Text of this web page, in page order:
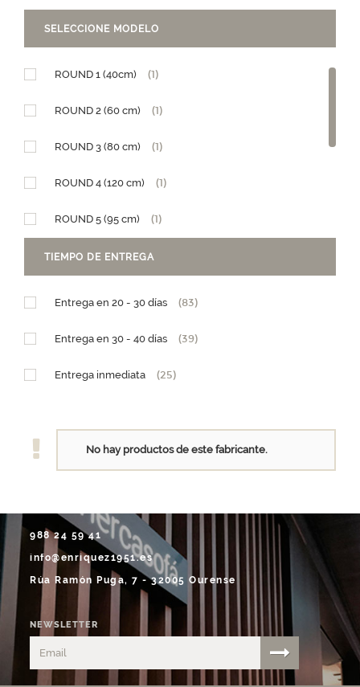
SELECCIONE MODELO
ROUND 1 (40cm) (1)
ROUND 2 (60 cm) (1)
ROUND 3 (80 cm) (1)
ROUND 4 (120 cm) (1)
ROUND 5 (95 cm) (1)
Diseño Granja (1)
TIEMPO DE ENTREGA
Entrega en 20 - 30 días (83)
Entrega en 30 - 40 días (39)
Entrega inmediata (25)
No hay productos de este fabricante.
988 24 59 41
info@enriquez1951.es
Rúa Ramón Puga, 7 - 32005 Ourense
NEWSLETTER